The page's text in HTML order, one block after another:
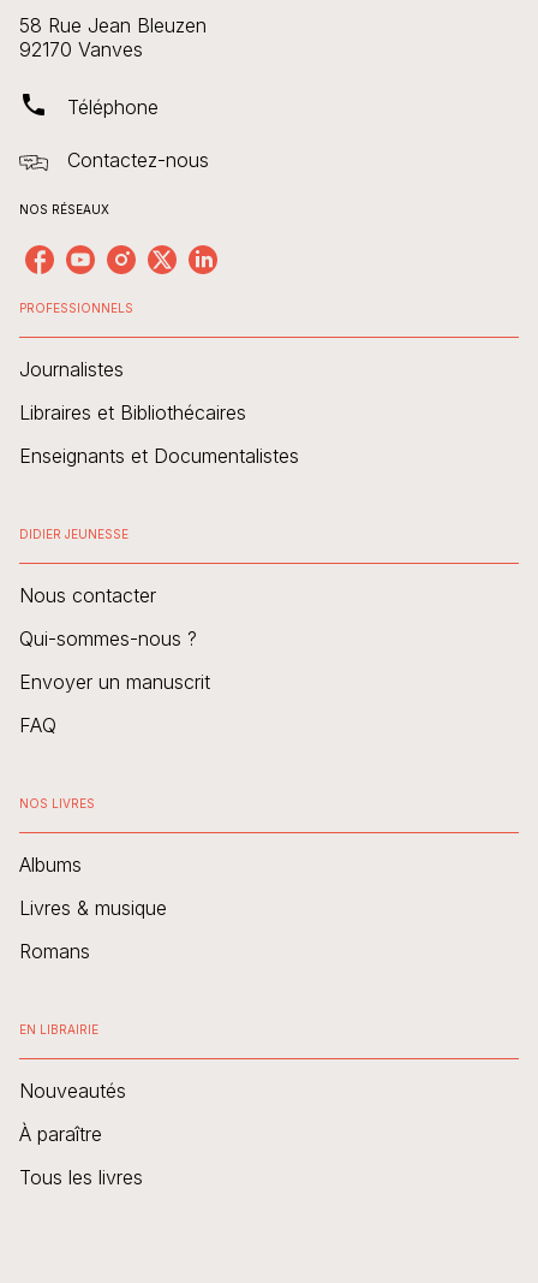
58 Rue Jean Bleuzen
92170 Vanves
phone Téléphone
Contactez-nous
NOS RÉSEAUX
PROFESSIONNELS
Journalistes
Libraires et Bibliothécaires
Enseignants et Documentalistes
DIDIER JEUNESSE
Nous contacter
Qui-sommes-nous ?
Envoyer un manuscrit
FAQ
NOS LIVRES
Albums
Livres & musique
Romans
EN LIBRAIRIE
Nouveautés
À paraître
Tous les livres